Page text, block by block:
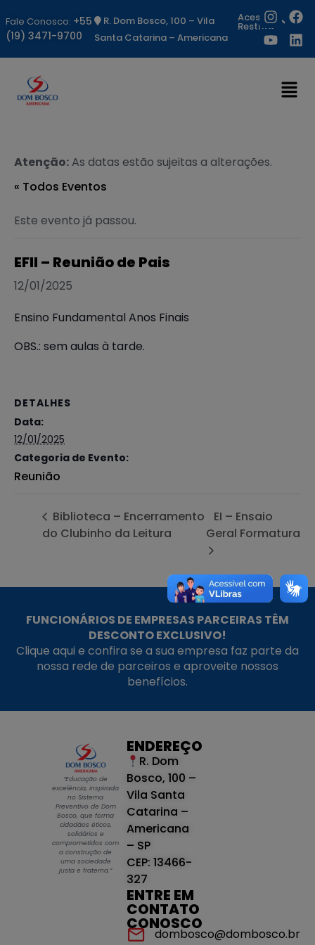
Fale Conosco: +55
(19) 3471-9700
R. Dom Bosco, 100 – Vila
Santa Catarina – Americana
Acesso
Restrito
Atenção:As datas estão sujeitas a alterações.
« Todos Eventos
Este evento já passou.
EFII – Reunião de Pais
12/01/2025
Ensino Fundamental Anos Finais
OBS.: sem aulas à tarde.
DETALHES
Data:
12/01/2025
Categoria de Evento:
Reunião
Biblioteca – Encerramento
do Clubinho da Leitura
EI – Ensaio
Geral Formatura
FUNCIONÁRIOS DE EMPRESAS PARCEIRAS TÊM
DESCONTO EXCLUSIVO!
Clique aqui e confira se a sua empresa faz parte da
nossa rede de parceiros e aproveite nossos
benefícios.
“Educação de
excelência, inspirada
no Sistema
Preventivo de Dom
Bosco, que forma
cidadãos éticos,
solidários e
comprometidos com
a construção de
uma sociedade
justa e fraterna.”
ENDEREÇO
R. Dom
Bosco, 100 –
Vila Santa
Catarina –
Americana
– SP
CEP: 13466-
327
ENTRE EM
CONTATO
CONOSCO
dombosco@dombosco.br